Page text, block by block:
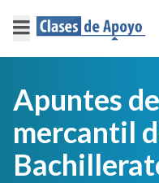
×
Iniciar
sesión
Apuntes
mercantil